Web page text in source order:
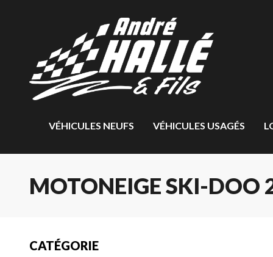
VÉHICULES NEUFS VÉHICULES USAGÉS
MOTONEIGE SKI-DOO
CATÉGORIE